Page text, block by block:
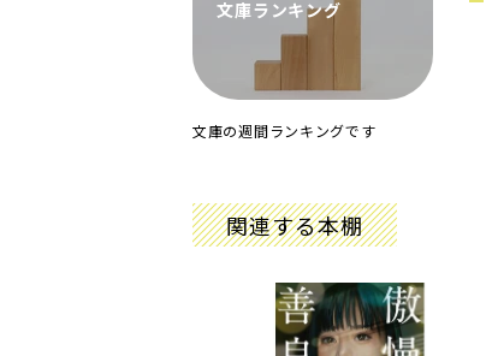
文庫ランキング
文庫の週間ランキングです
関連する本棚